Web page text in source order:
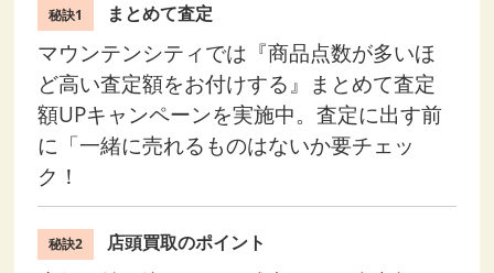
秘訣1 まとめて査定
マウンテンシティでは『商品点数が多いほ
ど高い査定額をお付けする』まとめて査定
額UPキャンペーンを実施中。査定に出す前
に「一緒に売れるものはないか要チェッ
ク！
秘訣2 店頭買取のポイント